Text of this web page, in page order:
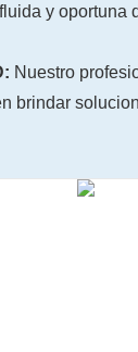
y oportuna
Nuestro
brindar